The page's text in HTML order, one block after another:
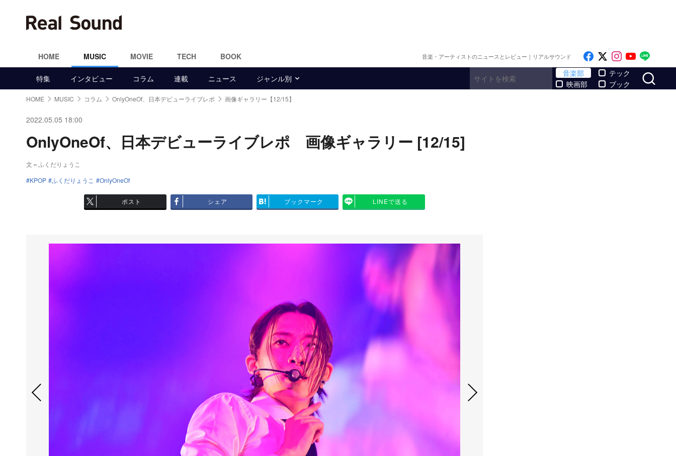
HOME MUSIC MOVIE TECH BOOK 音楽・アーティストのニュースとレビュー｜リアルサウンド Like on Facebook
Follow on x
Follow on
Follow
特集 インタビュー コラム 連載 ニュース ジャンル別
音楽部
映画部
テック
ブック
HOME MUSIC コラム OnlyOneOf、日本デビューライブレポ 画像ギャラリー【12/15】
2022.05.05 18:00
OnlyOneOf、日本デビューライブレポ 画像ギャラリー [12/15]
文＝ふくだりょうこ
KPOP
ふくだりょうこ OnlyOneOf
ポスト シェア ブックマーク LINEで送る